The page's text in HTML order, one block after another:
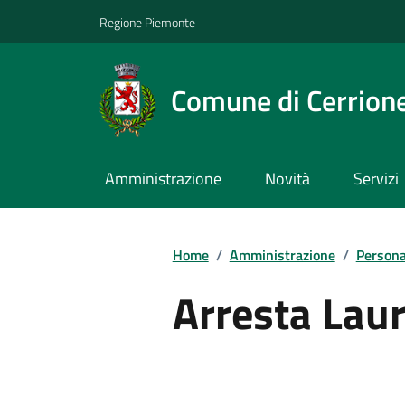
Regione Piemonte
Comune di
Amministrazione Novità Servizi
Home / Amministrazione /
Arresta